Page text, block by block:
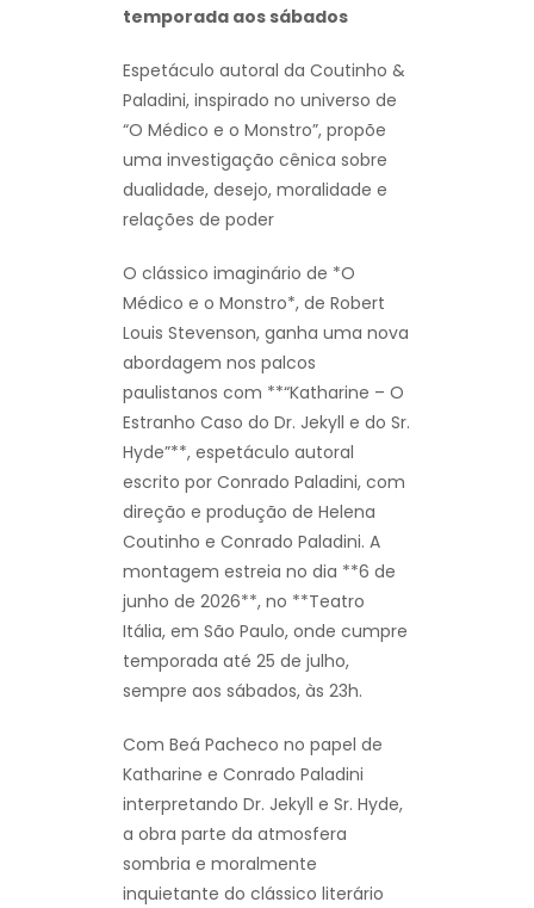
temporada aos sábados
Espetáculo autoral da Coutinho &
Paladini, inspirado no universo de
“O Médico e o Monstro”, propõe
uma investigação cênica sobre
dualidade, desejo, moralidade e
relações de poder
O clássico imaginário de *O
Médico e o Monstro*, de Robert
Louis Stevenson, ganha uma nova
abordagem nos palcos
paulistanos com **“Katharine – O
Estranho Caso do Dr. Jekyll e do Sr.
Hyde”**, espetáculo autoral
escrito por Conrado Paladini, com
direção e produção de Helena
Coutinho e Conrado Paladini. A
montagem estreia no dia **6 de
junho de 2026**, no **Teatro
Itália, em São Paulo, onde cumpre
temporada até 25 de julho,
sempre aos sábados, às 23h.
Com Beá Pacheco no papel de
Katharine e Conrado Paladini
interpretando Dr. Jekyll e Sr. Hyde,
a obra parte da atmosfera
sombria e moralmente
inquietante do clássico literário